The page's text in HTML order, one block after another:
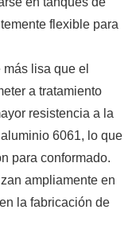
flexible para
lisa que el
a tratamiento
resistencia a la
6061, lo que
para conformado.
ampliamente en
la fabricación de